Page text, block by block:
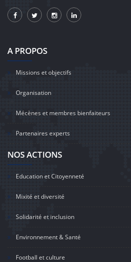
A PROPOS
Missions et objectifs
Organisation
Mécènes et membres bienfaiteurs
Partenaires experts
NOS ACTIONS
Education et Citoyenneté
Mixité et diversité
Solidarité et inclusion
Environnement & Santé
Football et culture